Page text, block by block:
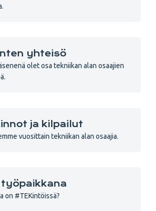
yhteisö
olet osa tekniikan alan osaajien
ja kilpailut
vuosittain tekniikan alan osaajia.
työpaikkana
on #TEKintöissä?